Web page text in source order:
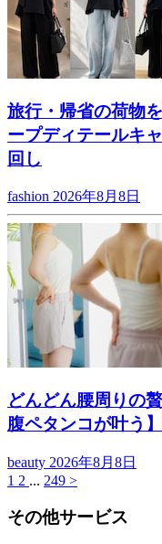
旅行・帰省の荷物
ープディテールキ
回し
fashion 2026年8月8日
どんどん腰周りの
腹ペタンコが叶う
beauty 2026年8月8日
1 2 ... 249 >
その他サービス